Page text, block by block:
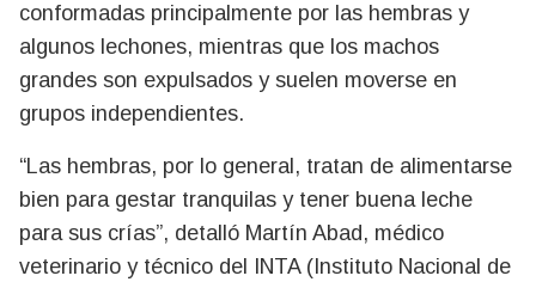
conformadas principalmente por las hembras y
algunos lechones, mientras que los machos
grandes son expulsados y suelen moverse en
grupos independientes.
“Las hembras, por lo general, tratan de alimentarse
bien para gestar tranquilas y tener buena leche
para sus crías”, detalló Martín Abad, médico
veterinario y técnico del INTA (Instituto Nacional de